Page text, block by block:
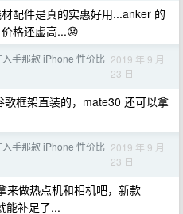
配件是真的实惠好用...anker 的
格还虚高...😟
入手那款 iPhone 性价比 2019 年 9 月
23 日
框架直装的，mate30 还可以拿
入手那款 iPhone 性价比 2019 年 9 月
23 日
来做热点机和相机吧，新款
能补足了...